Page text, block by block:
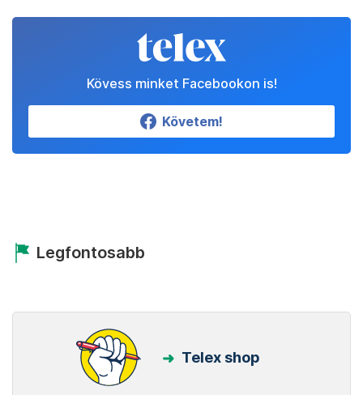
Kövess minket Facebookon is!
Követem!
Legfontosabb
Telex shop